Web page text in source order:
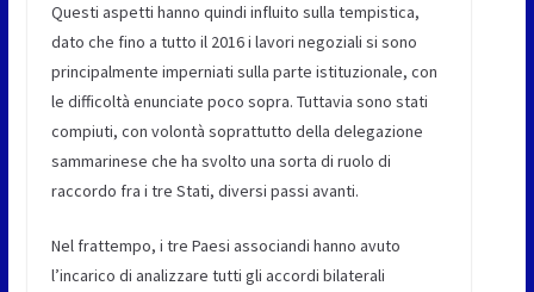
Questi aspetti hanno quindi influito sulla tempistica,
dato che fino a tutto il 2016 i lavori negoziali si sono
principalmente imperniati sulla parte istituzionale, con
le difficoltà enunciate poco sopra. Tuttavia sono stati
compiuti, con volontà soprattutto della delegazione
sammarinese che ha svolto una sorta di ruolo di
raccordo fra i tre Stati, diversi passi avanti.
Nel frattempo, i tre Paesi associandi hanno avuto
l’incarico di analizzare tutti gli accordi bilaterali